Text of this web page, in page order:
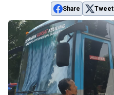
Share Tweet